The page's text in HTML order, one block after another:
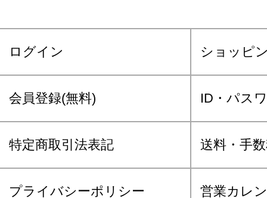
ログイン ショッピ
会員登録(無料) ID・パス
特定商取引法表記 送料・手
プライバシーポリシー 営業カレ